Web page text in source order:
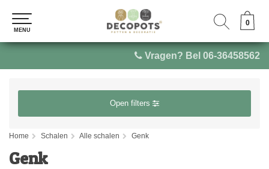
Vragen? Bel 06-36458562
0
MENU
0
MENU
Open filters
Home Schalen Alle schalen Genk
Genk